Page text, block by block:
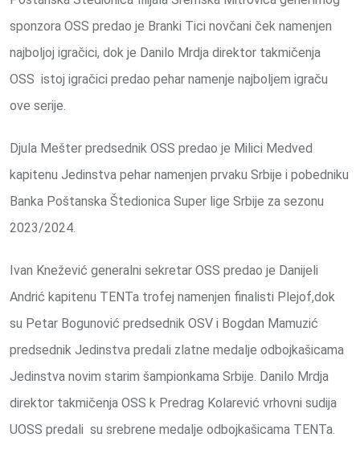
sponzora OSS predao je Branki Tici novčani ček namenjen
najboljoj igračici, dok je Danilo Mrdja direktor takmičenja
OSS istoj igračici predao pehar namenje najboljem igraču
ove serije.
Djula Mešter predsednik OSS predao je Milici Medved
kapitenu Jedinstva pehar namenjen prvaku Srbije i pobedniku
Banka Poštanska Štedionica Super lige Srbije za sezonu
2023/2024.
Ivan Knežević generalni sekretar OSS predao je Danijeli
Andrić kapitenu TENTa trofej namenjen finalisti Plejof,dok
su Petar Bogunović predsednik OSV i Bogdan Mamuzić
predsednik Jedinstva predali zlatne medalje odbojkašicama
Jedinstva novim starim šampionkama Srbije. Danilo Mrdja
direktor takmičenja OSS k Predrag Kolarević vrhovni sudija
UOSS predali su srebrene medalje odbojkašicama TENTa.